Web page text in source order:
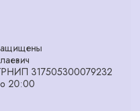
317505300079232
20:00